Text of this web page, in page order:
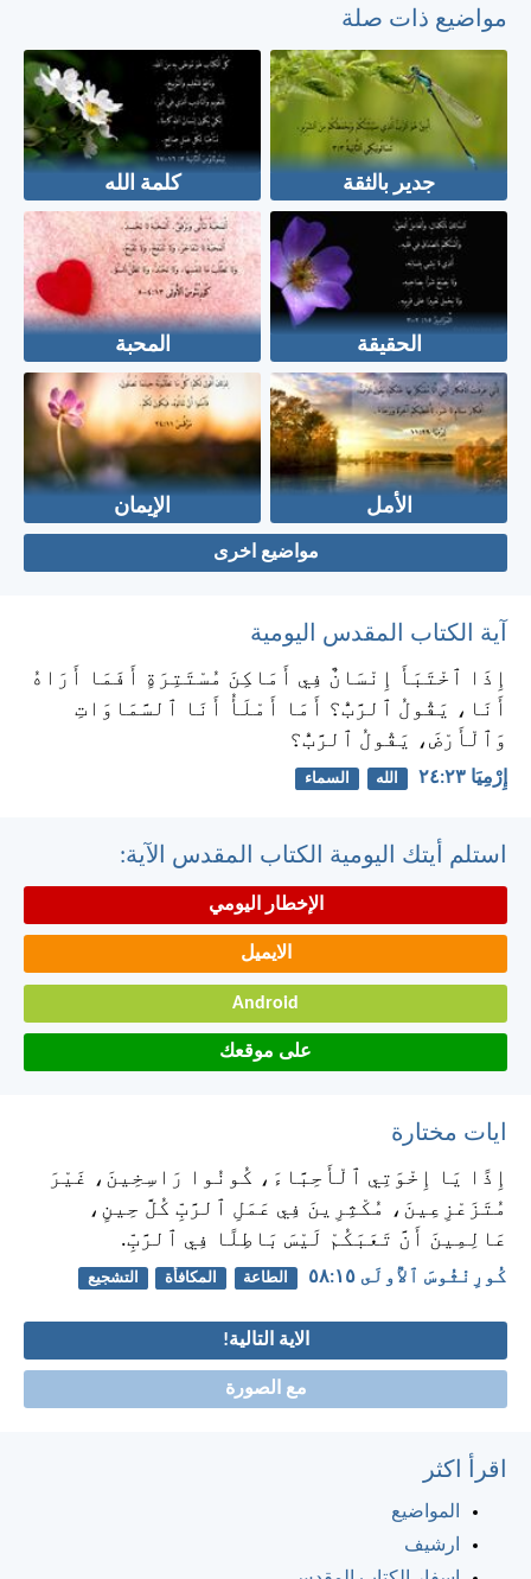
مواضيع ذات صلة
جدير بالثقة كلمة الله
الحقيقة المحبة
الأمل الإيمان
مواضيع اخرى
آية الكتاب المقدس اليومية
إِذَا ٱخْتَبَأَ إِنْسَانٌ فِي أَمَاكِنَ مُسْتَتِرَةٍ أَفَمَا أَرَاهُ
أَنَا، يَقُولُ ٱلرَّبُّ؟ أَمَا أَمْلَأُ أَنَا ٱلسَّمَاوَاتِ
وَٱلْأَرْضَ، يَقُولُ ٱلرَّبُّ؟
إِرْمِيَا ٢٣:‏٢٤ الله السماء
استلم أيتك اليومية الكتاب المقدس الآية:
الإخطار اليومي
الايميل
Android
على موقعك
ايات مختارة
إِذًا يَا إِخْوَتِي ٱلْأَحِبَّاءَ، كُونُوا رَاسِخِينَ، غَيْرَ
مُتَزَعْزِعِينَ، مُكْثِرِينَ فِي عَمَلِ ٱلرَّبِّ كُلَّ حِينٍ،
عَالِمِينَ أَنَّ تَعَبَكُمْ لَيْسَ بَاطِلًا فِي ٱلرَّبِّ.
كُورِنْثُوسَ ٱلأُولَى ١٥:‏٥٨ الطاعة المكافأة التشجيع
الاية التالية!
مع الصورة
اقرأ اكثر
المواضيع
ارشيف